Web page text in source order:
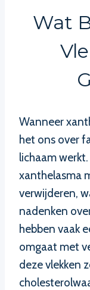
Wat
Wanneer
het ons over
lichaam
xanthelasma
verwijderen,
nadenken
hebben vaak
omgaat met
deze vlekken